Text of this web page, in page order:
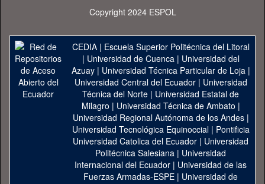
Copyright 2024 ESPOL
CEDIA| Escuela Superior Politécnica del Litoral
| Universidad de Cuenca| Universidad del
Azuay| Universidad Técnica Particular de Loja|
Universidad Central del Ecuador| Universidad
Técnica del Norte | Universidad Estatal de
Milagro | Universidad Técnica de Ambato |
Universidad Regional Autónoma de los Andes|
Universidad Tecnológica Equinoccial| Pontificia
Universidad Catolica del Ecuador | Universidad
Politécnica Salesiana | Universidad
Internacional del Ecuador | Universidad de las
Fuerzas Armadas-ESPE | Universidad de